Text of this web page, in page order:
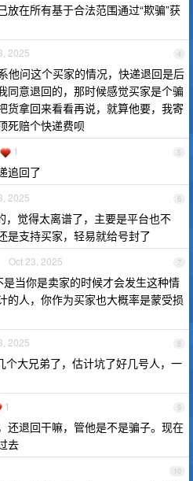
放在所有基于合法范围通过“欺骗”获
4
2025
他问这个买家的情况，快递退回是后
同意退回的，那时候感觉买家是个骗
货拿回来看看再说，就算他要，我寄
死赔个快递费呗
5
1
追回了
6
2025
，觉得太离谱了，主要是平台也不
是支持买家，轻易就给号封了
7
Oct 23, 2025
是当你是卖家的时候才会发生这种情
的人，你作为买家也大概率是蒙受损
8
2025
个大兄弟了，估计坑了好几号人，一
9
1
还退回干嘛，管他是不是骗子。现在
去
10